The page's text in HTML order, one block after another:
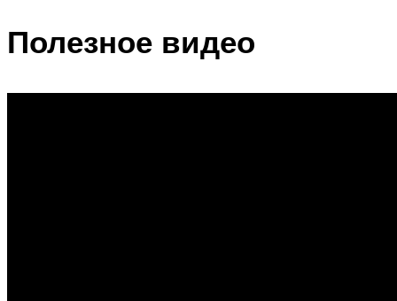
Полезное видео